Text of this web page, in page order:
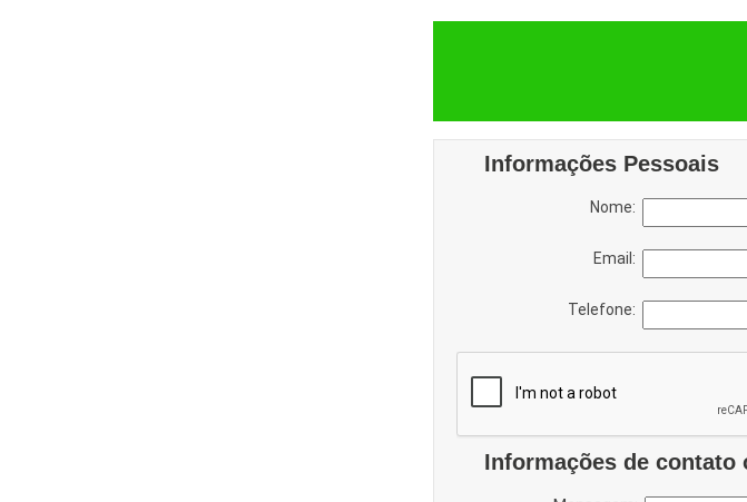
Informações Pessoais
Nome:
Email:
Telefone:
Informações de contato